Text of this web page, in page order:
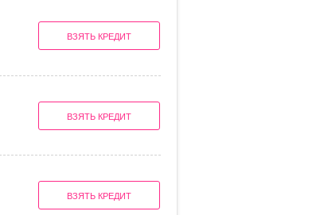
ВЗЯТЬ КРЕДИТ
ВЗЯТЬ КРЕДИТ
ВЗЯТЬ КРЕДИТ